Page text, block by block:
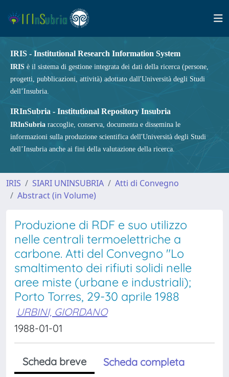
IRIS - Institutional Research Information System
IRIS è il sistema di gestione integrata dei dati della ricerca (persone,
progetti, pubblicazioni, attività) adottato dall'Università degli Studi
dell’Insubria.
IRInSubria - Institutional Repository Insubria
IRInSubria raccoglie, conserva, documenta e dissemina le
informazioni sulla produzione scientifica dell'Università degli Studi
dell’Insubria anche ai fini della valutazione della ricerca.
IRIS SIARI UNINSUBRIA
Atti di Convegno
Abstract (in Volume)
Produzione di RDF e suo utilizzo
nelle centrali termoelettriche a
carbone. Atti del Convegno "Lo
smaltimento dei rifiuti solidi nelle
aree miste (urbane e industriali);
Porto Torres, 29-30 aprile 1988
URBINI, GIORDANO
1988-01-01
Scheda breve
Scheda completa